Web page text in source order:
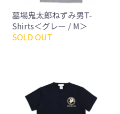
墓場鬼太郎ねずみ男T-
Shirts＜グレー / M＞
SOLD OUT